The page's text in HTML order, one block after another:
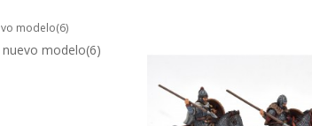
Añadir al carrito
nuevo modelo(6)